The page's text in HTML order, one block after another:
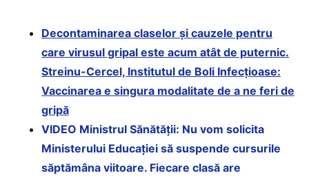
Decontaminarea claselor și cauzele pentru
care virusul gripal este acum atât de puternic.
Streinu-Cercel, Institutul de Boli Infecțioase:
Vaccinarea e singura modalitate de a ne feri de
gripă
VIDEO Ministrul Sănătății: Nu vom solicita
Ministerului Educației să suspende cursurile
săptămâna viitoare. Fiecare clasă are